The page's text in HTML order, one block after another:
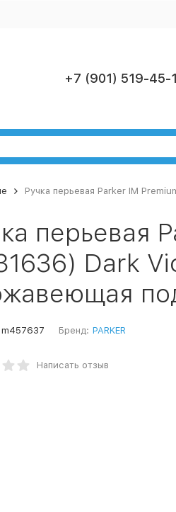
+7 (901) 519-45-
Ручка перьевая Parker IM
перьевая
Dark
m457637 Бренд: PARKER
Написать отзыв